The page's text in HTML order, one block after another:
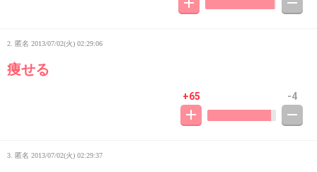
2. 匿名 2013/07/02(火) 02:29:06
痩せる
+65 -4
3. 匿名 2013/07/02(火) 02:29:37